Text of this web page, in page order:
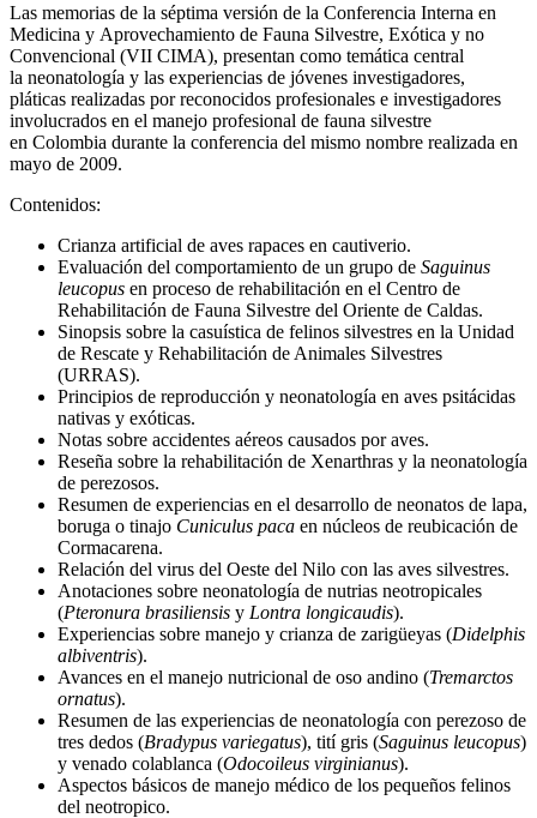
Las memorias de la séptima versión de la Conferencia Interna en
Medicina y Aprovechamiento de Fauna Silvestre, Exótica y no
Convencional (VII CIMA), presentan como temática central
la neonatología y las experiencias de jóvenes investigadores,
pláticas realizadas por reconocidos profesionales e investigadores
involucrados en el manejo profesional de fauna silvestre
en Colombia durante la conferencia del mismo nombre realizada en
mayo de 2009.
Contenidos:
Crianza artificial de aves rapaces en cautiverio.
Evaluación del comportamiento de un grupo de Saguinus
leucopus en proceso de rehabilitación en el Centro de
Rehabilitación de Fauna Silvestre del Oriente de Caldas.
Sinopsis sobre la casuística de felinos silvestres en la Unidad
de Rescate y Rehabilitación de Animales Silvestres
(URRAS).
Principios de reproducción y neonatología en aves psitácidas
nativas y exóticas.
Notas sobre accidentes aéreos causados por aves.
Reseña sobre la rehabilitación de Xenarthras y la neonatología
de perezosos.
Resumen de experiencias en el desarrollo de neonatos de lapa,
boruga o tinajo Cuniculus paca en núcleos de reubicación de
Cormacarena.
Relación del virus del Oeste del Nilo con las aves silvestres.
Anotaciones sobre neonatología de nutrias neotropicales
(Pteronura brasiliensis y Lontra longicaudis).
Experiencias sobre manejo y crianza de zarigüeyas (Didelphis
albiventris).
Avances en el manejo nutricional de oso andino (Tremarctos
ornatus).
Resumen de las experiencias de neonatología con perezoso de
tres dedos (Bradypus variegatus), tití gris (Saguinus leucopus)
y venado colablanca (Odocoileus virginianus).
Aspectos básicos de manejo médico de los pequeños felinos
del neotropico.